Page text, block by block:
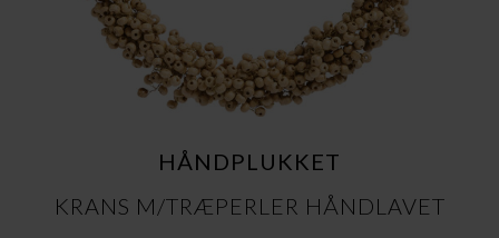
HÅNDPLUKKET
KRANS M/TRÆPERLER HÅNDLAVET